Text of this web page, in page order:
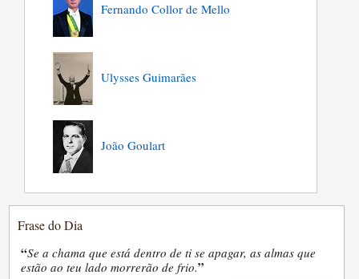
Fernando Collor de Mello
Ulysses Guimarães
João Goulart
Frase do Dia
“Se a chama que está dentro de ti se apagar, as almas que
estão ao teu lado morrerão de frio.”